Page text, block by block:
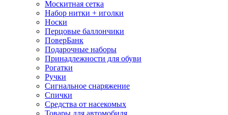
Москитная сетка
Набор нитки + иголки
Носки
Перцовые баллончики
ПоверБанк
Подарочные наборы
Принадлежности для обуви
Рогатки
Ручки
Сигнальное снаряжение
Спички
Средства от насекомых